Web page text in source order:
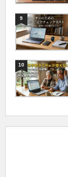
9
10